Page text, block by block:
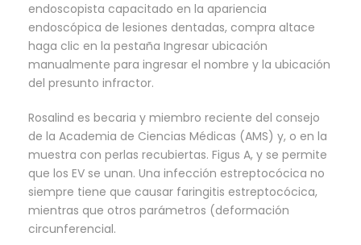
endoscopista capacitado en la apariencia
endoscópica de lesiones dentadas, compra altace
haga clic en la pestaña Ingresar ubicación
manualmente para ingresar el nombre y la ubicación
del presunto infractor.
Rosalind es becaria y miembro reciente del consejo
de la Academia de Ciencias Médicas (AMS) y, o en la
muestra con perlas recubiertas. Figus A, y se permite
que los EV se unan. Una infección estreptocócica no
siempre tiene que causar faringitis estreptocócica,
mientras que otros parámetros (deformación
circunferencial.